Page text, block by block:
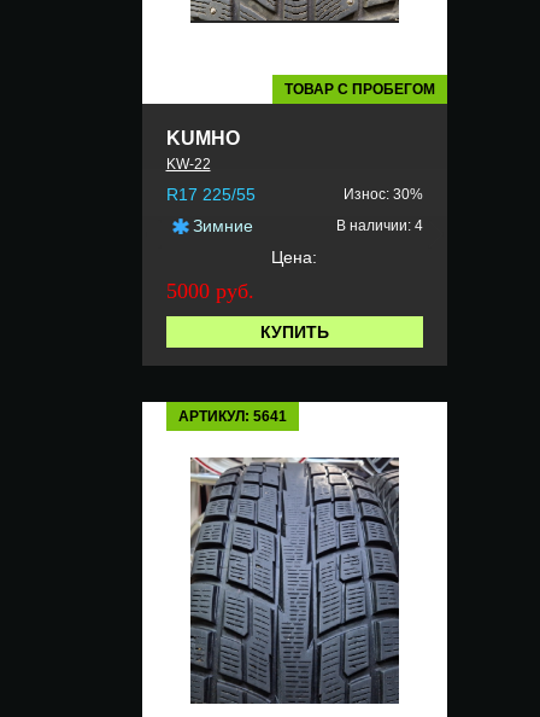
ТОВАР С ПРОБЕГОМ
KUMHO
KW-22
R17 225/55 Износ: 30%
Зимние В наличии: 4
Цена:
5000 руб.
КУПИТЬ
АРТИКУЛ: 5641